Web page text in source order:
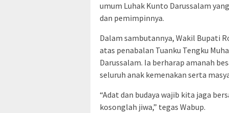
umum Luhak Kunto Darussalam
dan pemimpinnya.
Dalam sambutannya, Wakil Bupati
atas penabalan Tuanku Tengku
Darussalam. Ia berharap amanah
seluruh anak kemenakan serta
“Adat dan budaya wajib kita jaga
kosonglah jiwa,” tegas Wabup.